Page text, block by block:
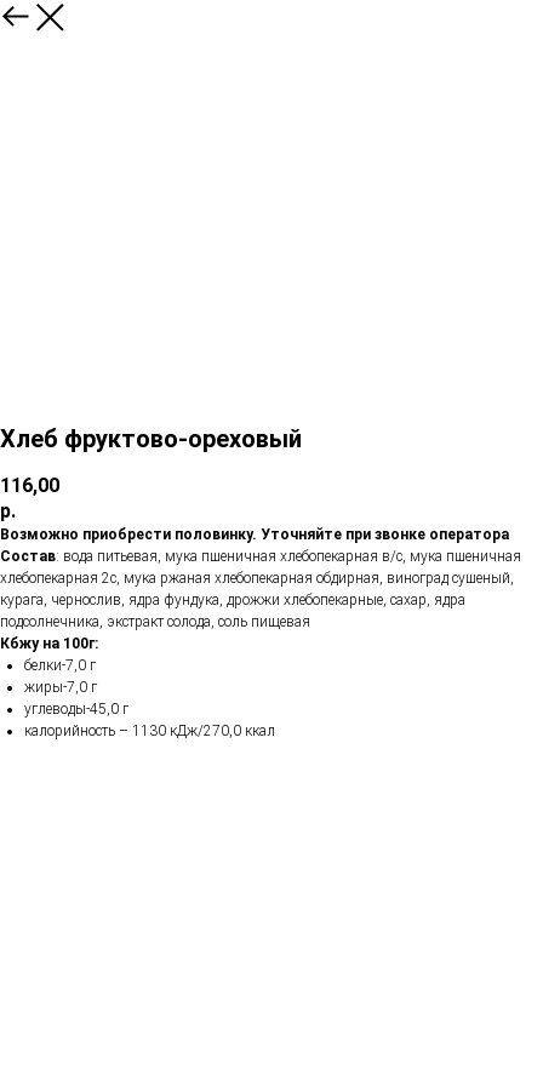
Хлеб фруктово-ореховый
116,00
р.
Возможно приобрести половинку. Уточняйте при звонке оператора
Состав: вода питьевая, мука пшеничная хлебопекарная в/с, мука пшеничная
хлебопекарная 2с, мука ржаная хлебопекарная обдирная, виноград сушеный,
курага, чернослив, ядра фундука, дрожжи хлебопекарные, сахар, ядра
подсолнечника, экстракт солода, соль пищевая
Кбжу на 100г:
белки-7,0 г
жиры-7,0 г
углеводы-45,0 г
калорийность – 1130 кДж/270,0 ккал